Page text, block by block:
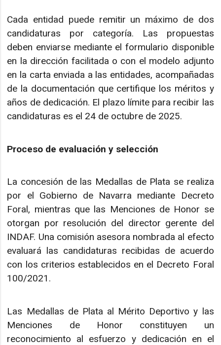
Cada entidad puede remitir un máximo de dos
candidaturas por categoría. Las propuestas
deben enviarse mediante el formulario disponible
en la dirección facilitada o con el modelo adjunto
en la carta enviada a las entidades, acompañadas
de la documentación que certifique los méritos y
años de dedicación. El plazo límite para recibir las
candidaturas es el 24 de octubre de 2025.
Proceso de evaluación y selección
La concesión de las Medallas de Plata se realiza
por el Gobierno de Navarra mediante Decreto
Foral, mientras que las Menciones de Honor se
otorgan por resolución del director gerente del
INDAF. Una comisión asesora nombrada al efecto
evaluará las candidaturas recibidas de acuerdo
con los criterios establecidos en el Decreto Foral
100/2021.
Las Medallas de Plata al Mérito Deportivo y las
Menciones de Honor constituyen un
reconocimiento al esfuerzo y dedicación en el